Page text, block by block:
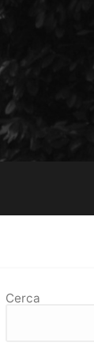
Cerca